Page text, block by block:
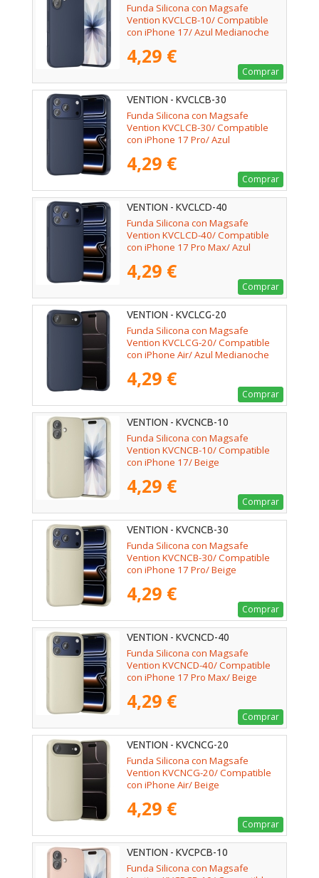
Funda Silicona con Magsafe
Vention KVCLCB-10/ Compatible
con iPhone 17/ Azul Medianoche
4,29 €
Comprar
VENTION - KVCLCB-30
Funda Silicona con Magsafe
Vention KVCLCB-30/ Compatible
con iPhone 17 Pro/ Azul
4,29 €
Comprar
VENTION - KVCLCD-40
Funda Silicona con Magsafe
Vention KVCLCD-40/ Compatible
con iPhone 17 Pro Max/ Azul
4,29 €
Comprar
VENTION - KVCLCG-20
Funda Silicona con Magsafe
Vention KVCLCG-20/ Compatible
con iPhone Air/ Azul Medianoche
4,29 €
Comprar
VENTION - KVCNCB-10
Funda Silicona con Magsafe
Vention KVCNCB-10/ Compatible
con iPhone 17/ Beige
4,29 €
Comprar
VENTION - KVCNCB-30
Funda Silicona con Magsafe
Vention KVCNCB-30/ Compatible
con iPhone 17 Pro/ Beige
4,29 €
Comprar
VENTION - KVCNCD-40
Funda Silicona con Magsafe
Vention KVCNCD-40/ Compatible
con iPhone 17 Pro Max/ Beige
4,29 €
Comprar
VENTION - KVCNCG-20
Funda Silicona con Magsafe
Vention KVCNCG-20/ Compatible
con iPhone Air/ Beige
4,29 €
Comprar
VENTION - KVCPCB-10
Funda Silicona con Magsafe